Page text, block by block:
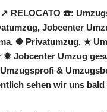
RELOCATO ☎️:
Jobcenter
✺ Privatumzug, ★
✹ Jobcenter Umzug
&
sehen wir uns